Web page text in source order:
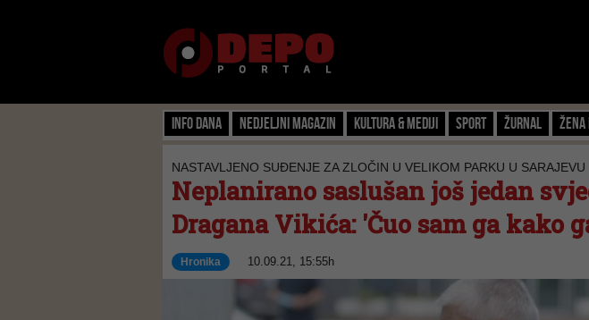
Info dana Nedjeljni magazin Kultura & Mediji Sport Žurnal Žena
NASTAVLJENO SUĐENJE ZA ZLOČIN U VELIKOM PARKU U SARAJEVU
Neplanirano saslušan još jedan
Dragana Vikića: 'Čuo sam ga kako
Hronika 10.09.21, 15:55h